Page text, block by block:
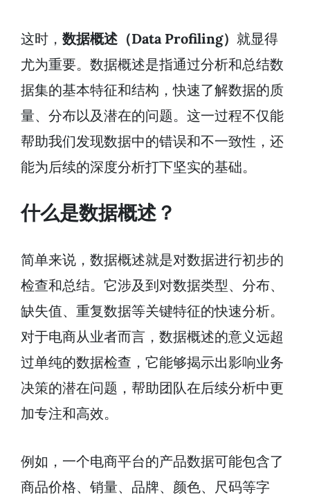
这时， 数据概述（Data Profiling） 就显得
尤为重要。数据概述是指通过分析和总结数
据集的基本特征和结构，快速了解数据的质
量、分布以及潜在的问题。这一过程不仅能
帮助我们发现数据中的错误和不一致性，还
能为后续的深度分析打下坚实的基础。
什么是数据概述？
简单来说，数据概述就是对数据进行初步的
检查和总结。它涉及到对数据类型、分布、
缺失值、重复数据等关键特征的快速分析。
对于电商从业者而言，数据概述的意义远超
过单纯的数据检查，它能够揭示出影响业务
决策的潜在问题，帮助团队在后续分析中更
加专注和高效。
例如，一个电商平台的产品数据可能包含了
商品价格、销量、品牌、颜色、尺码等字